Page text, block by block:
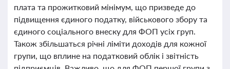
плата та прожитковий мінімум, що призведе до
підвищення єдиного податку, військового збору та
єдиного соціального внеску для ФОП усіх груп.
Також збільшаться річні ліміти доходів для кожної
групи, що вплине на податковий облік і звітність